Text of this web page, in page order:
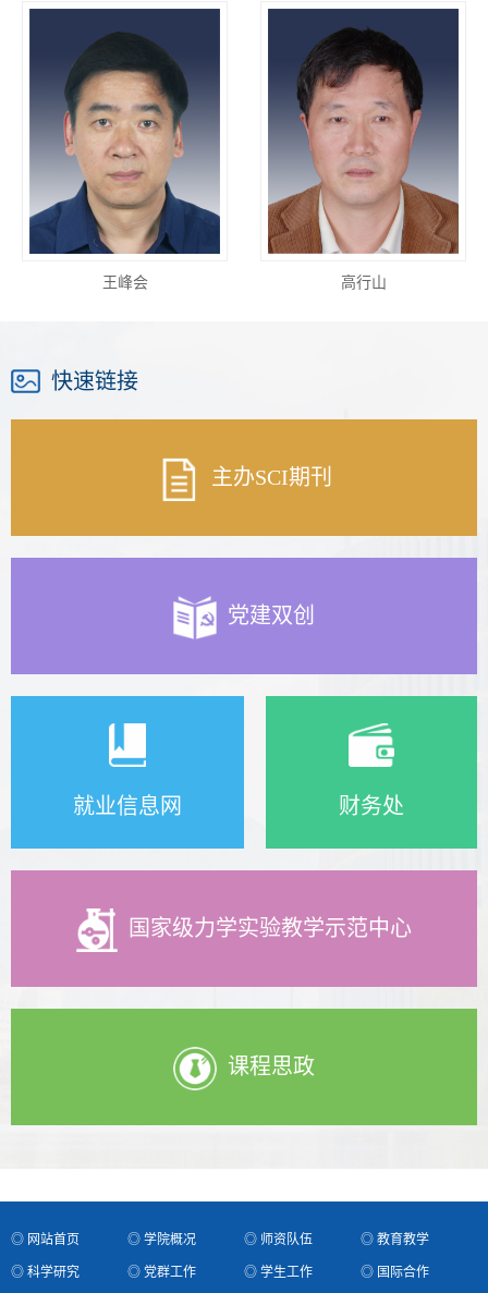
王峰会 高行山
西北工业大学校友... 校友动态|我院2018...
榜样的力量|不忘初... 榜样的力量|博学而...
快速链接
主办SCI期刊
党建双创
就业信息网 财务处
国家级力学实验教学示范中心
课程思政
◎ 网站首页 ◎ 学院概况 ◎ 师资队伍 ◎ 教育教学
◎ 科学研究 ◎ 党群工作 ◎ 学生工作 ◎ 国际合作